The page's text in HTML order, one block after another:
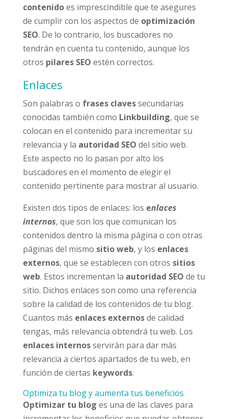
contenidoes imprescindible que te asegures
de cumplir con los aspectos de optimización
SEO. De lo contrario, los buscadores no
tendrán en cuenta tu contenido, aunque los
otros pilares SEO estén correctos.
Enlaces
Son palabras o frases clavessecundarias
conocidas también como Linkbuilding, que se
colocan en el contenido para incrementar su
relevancia y la autoridad SEO del sitio web.
Este aspecto no lo pasan por alto los
buscadores en el momento de elegir el
contenido pertinente para mostrar al usuario.
Existen dos tipos de enlaces: los enlaces
internos, que son los que comunican los
contenidos dentro la misma página o con otras
páginas del mismo sitio web, y los enlaces
externos, que se establecen con otros sitios
web. Estos incrementan la autoridad SEO de tu
sitio. Dichos enlaces son como una referencia
sobre la calidad de los contenidos de tu blog.
Cuantos más enlaces externosde calidad
tengas, más relevancia obtendrá tu web. Los
enlaces internosservirán para dar más
relevancia a ciertos apartados de tu web, en
función de ciertas keywords.
Optimiza tu blog y aumenta tus beneficios
Optimizar tu blog es una de las claves para